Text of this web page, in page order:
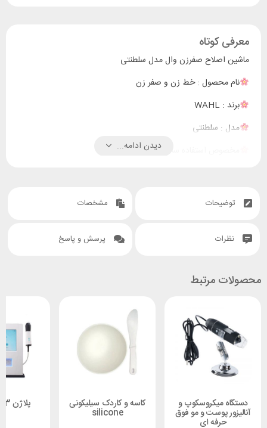
معرفی کوتاه
ماشین اصلاح صفرزن وال مدل سلطنتی
نام محصول : خط زن و صفر زن
برند : WAHL
مدل : سلطنتی
مخصوص استفاده سالنی و خانگی
دیدن ادامه...
توضیحات مشخصات
نظرات پرسش و پاسخ
محصولات مرتبط
دستگاه میکروسکوپ و
آنالیزور پوست و مو فوق
حرفه ای
کاسه و کاردک سیلیکونی
silicone
پلاژن 3 هندپیس